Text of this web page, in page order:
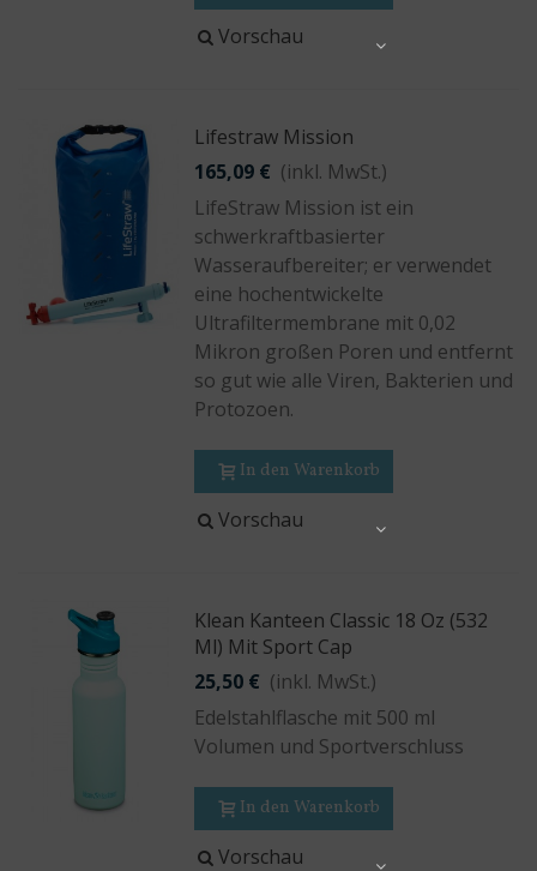
Vorschau
Lifestraw Mission
165,09 € (inkl. MwSt.)
LifeStraw Mission ist ein
schwerkraftbasierter
Wasseraufbereiter; er verwendet
eine hochentwickelte
Ultrafiltermembrane mit 0,02
Mikron großen Poren und entfernt
so gut wie alle Viren, Bakterien und
Protozoen.
In den Warenkorb
Vorschau
Klean Kanteen Classic 18 Oz (532
Ml) Mit Sport Cap
25,50 € (inkl. MwSt.)
Edelstahlflasche mit 500 ml
Volumen und Sportverschluss
In den Warenkorb
Vorschau